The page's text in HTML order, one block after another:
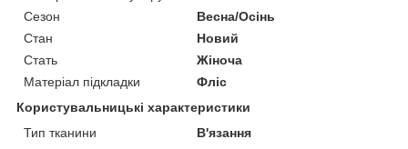
Сезон
Весна/Осінь
Стан
Новий
Стать
Жіноча
Матеріал підкладки
Фліс
Користувальницькі характеристики
Тип тканини
В'язання